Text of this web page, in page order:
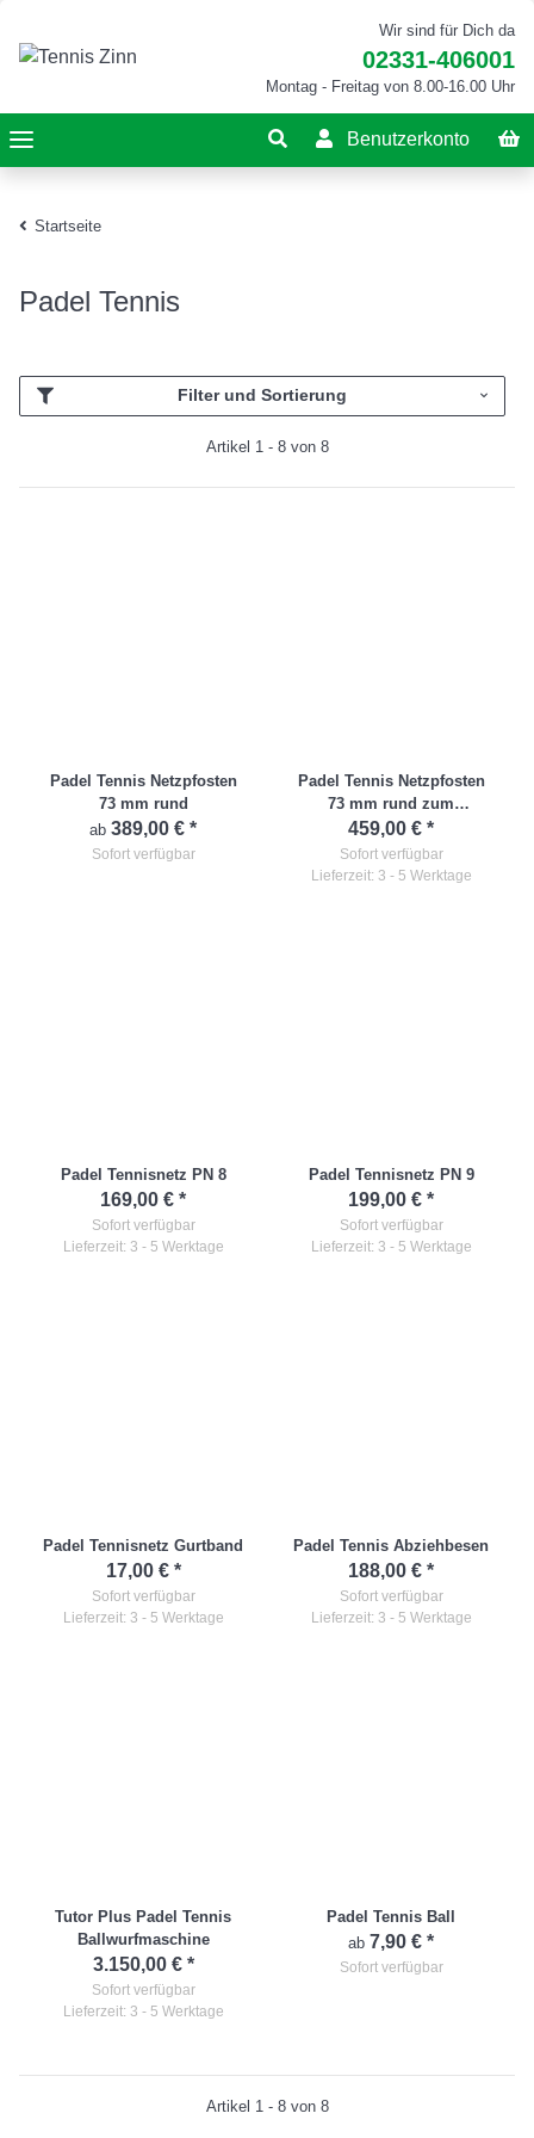
Wir sind für Dich da
02331-406001
Montag - Freitag von 8.00-16.00 Uhr
Benutzerkonto
Startseite
Padel Tennis
Filter und Sortierung
Artikel 1 - 8 von 8
Padel Tennis Netzpfosten
73 mm rund
ab 389,00 € *
Sofort verfügbar
Padel Tennis Netzpfosten
73 mm rund zum
Aufschrauben
459,00 € *
Sofort verfügbar
Lieferzeit: 3 - 5 Werktage
Padel Tennisnetz PN 8
169,00 € *
Sofort verfügbar
Lieferzeit: 3 - 5 Werktage
Padel Tennisnetz PN 9
199,00 € *
Sofort verfügbar
Lieferzeit: 3 - 5 Werktage
Padel Tennisnetz Gurtband
17,00 € *
Sofort verfügbar
Lieferzeit: 3 - 5 Werktage
Padel Tennis Abziehbesen
188,00 € *
Sofort verfügbar
Lieferzeit: 3 - 5 Werktage
Tutor Plus Padel Tennis
Ballwurfmaschine
3.150,00 € *
Sofort verfügbar
Lieferzeit: 3 - 5 Werktage
Padel Tennis Ball
ab 7,90 € *
Sofort verfügbar
Artikel 1 - 8 von 8